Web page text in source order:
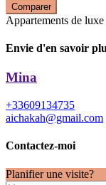
Comparer
Appartements de
Envie d'en savoir
Mina
+33609134735
aichakah@gmail.com
Contactez-moi
Planifier une visite?